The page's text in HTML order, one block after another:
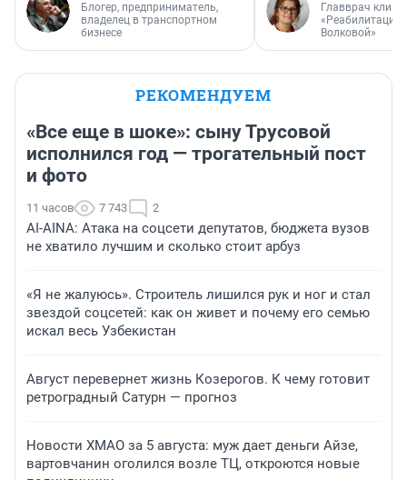
Блогер, предприниматель,
владелец в транспортном
бизнесе
Главврач
«Реабилитация
Волковой»
РЕКОМЕНДУЕМ
«Все еще в шоке»: сыну Трусовой
исполнился год — трогательный пост
и фото
11 часов 7 743 2
AI-AINA: Атака на соцсети депутатов, бюджета вузов
не хватило лучшим и сколько стоит арбуз
«Я не жалуюсь». Строитель лишился рук и ног и стал
звездой соцсетей: как он живет и почему его семью
искал весь Узбекистан
Август перевернет жизнь Козерогов. К чему готовит
ретроградный Сатурн — прогноз
Новости ХМАО за 5 августа: муж дает деньги Айзе,
вартовчанин оголился возле ТЦ, откроются новые